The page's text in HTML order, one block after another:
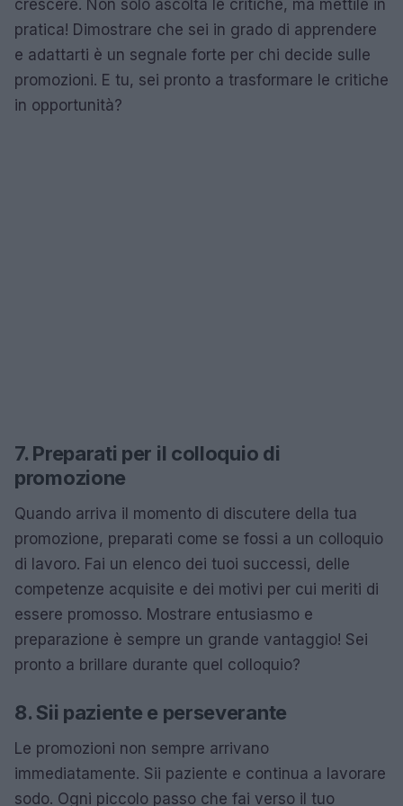
crescere. Non solo ascolta le critiche, ma mettile in
pratica! Dimostrare che sei in grado di apprendere
e adattarti è un segnale forte per chi decide sulle
promozioni. E tu, sei pronto a trasformare le critiche
in opportunità?
7. Preparati per il colloquio di
promozione
Quando arriva il momento di discutere della tua
promozione, preparati come se fossi a un colloquio
di lavoro. Fai un elenco dei tuoi successi, delle
competenze acquisite e dei motivi per cui meriti di
essere promosso. Mostrare entusiasmo e
preparazione è sempre un grande vantaggio! Sei
pronto a brillare durante quel colloquio?
8. Sii paziente e perseverante
Le promozioni non sempre arrivano
immediatamente. Sii paziente e continua a lavorare
sodo. Ogni piccolo passo che fai verso il tuo